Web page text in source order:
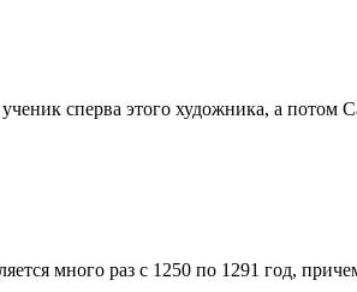
сперва этого художника, а потом
много раз с 1250 по 1291 год,